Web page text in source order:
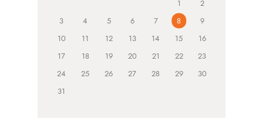
1
2
3
4 5 6 7 8
9
10
11 12 13 14 15
16
17
18 19 20 21 22
23
24
25 26 27 28 29
30
31